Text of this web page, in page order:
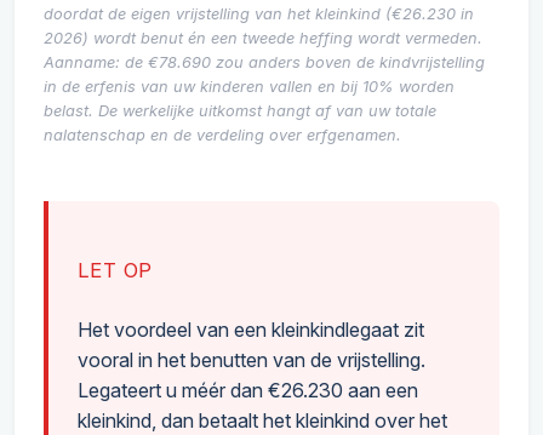
doordat de eigen vrijstelling van het kleinkind (€26.230 in
2026) wordt benut én een tweede heffing wordt vermeden.
Aanname: de €78.690 zou anders boven de kindvrijstelling
in de erfenis van uw kinderen vallen en bij 10% worden
belast. De werkelijke uitkomst hangt af van uw totale
nalatenschap en de verdeling over erfgenamen.
LET OP
Het voordeel van een kleinkindlegaat zit
vooral in het benutten van de vrijstelling.
Legateert u méér dan €26.230 aan een
kleinkind, dan betaalt het kleinkind over het